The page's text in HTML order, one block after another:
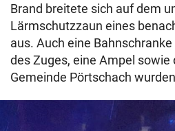
Brand breitete sich auf dem
Lärmschutzzaun eines
aus. Auch eine Bahnschranke
des Zuges, eine Ampel sowie
Gemeinde Pörtschach